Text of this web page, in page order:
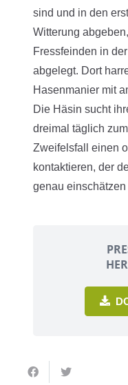
sind und in den
Witterung
Fressfeinden in
abgelegt. Dort
Hasenmanier mit
Die Häsin sucht
dreimal täglich
Zweifelsfall einen
kontaktieren, der
genau einschätzen